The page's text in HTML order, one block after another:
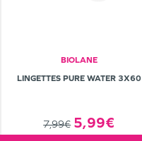
BIOLANE
LINGETTES PURE WATER 3X60
7,99€ 5,99€